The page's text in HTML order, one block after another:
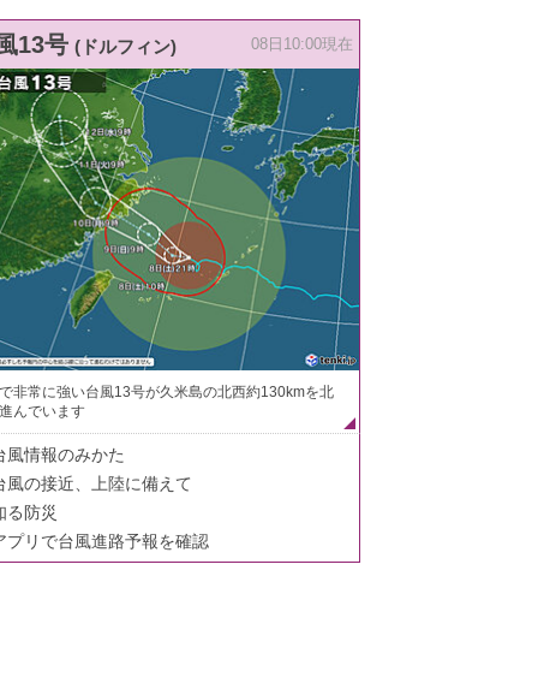
13号 (ドルフィン) 08日10:00現在
非常に強い台風13号が久米島の北西約130kmを北
んでいます
風情報のみかた
風の接近、上陸に備えて
る防災
プリで台風進路予報を確認